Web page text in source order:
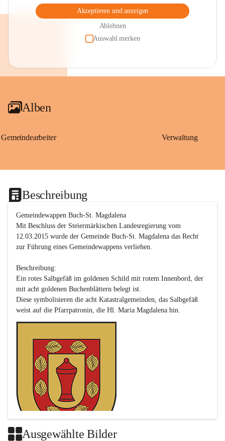
Akzeptieren und anzeigen
Ablehnen
Auswahl merken
Alben
Gemeindearbeiter Verwaltung
Beschreibung
Gemeindewappen Buch-St. Magdalena
Mit Beschluss der Steiermärkischen Landesregierung vom
12.03.2015 wurde der Gemeinde Buch-St. Magdalena das Recht
zur Führung eines Gemeindewappens verliehen.
Beschreibung:
Ein rotes Salbgefäß im goldenen Schild mit rotem Innenbord, der
mit acht goldenen Buchenblättern belegt ist.
Diese symbolisieren die acht Katastralgemeinden, das Salbgefäß
Ausgewählte Bilder